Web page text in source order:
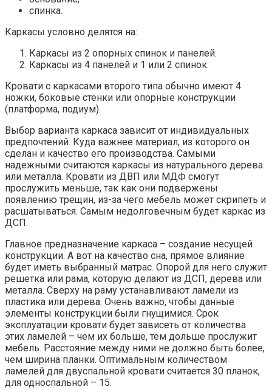
спинка.
Каркасы условно делятся на:
Каркасы из 2 опорных спинок и панелей.
Каркасы из 4 панелей и 1 или 2 спинок.
Кровати с каркасами второго типа обычно имеют 4
ножки, боковые стенки или опорные конструкции
(платформа, подиум).
Выбор варианта каркаса зависит от индивидуальных
предпочтений. Куда важнее материал, из которого он
сделан и качество его производства. Самыми
надежными считаются каркасы из натурального дерева
или металла. Кровати из ДВП или МДФ смогут
прослужить меньше, так как они подвержены
появлению трещин, из-за чего мебель может скрипеть и
расшатываться. Самым недолговечным будет каркас из
ДСП.
Главное предназначение каркаса – создание несущей
конструкции. А вот на качество сна, прямое влияние
будет иметь выбранный матрас. Опорой для него служит
решетка или рама, которую делают из ДСП, дерева или
металла. Сверху на раму устанавливают ламели из
пластика или дерева. Очень важно, чтобы данные
элементы конструкции были гнущимися. Срок
эксплуатации кровати будет зависеть от количества
этих ламелей – чем их больше, тем дольше прослужит
мебель. Расстояние между ними не должно быть более,
чем ширина планки. Оптимальным количеством
ламелей для двуспальной кровати считается 30 планок,
для односпальной – 15.